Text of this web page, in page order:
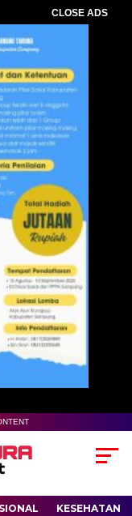
CLOSE ADS
KESEHATAN